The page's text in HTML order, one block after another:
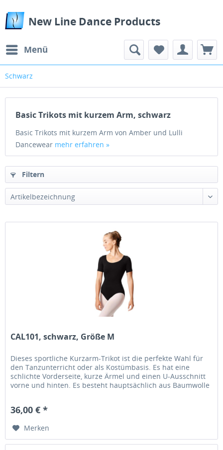
New Line Dance Products
Menü
Schwarz
Basic Trikots mit kurzem Arm, schwarz
Basic Trikots mit kurzem Arm von Amber und Lulli
Dancewear mehr erfahren »
Filtern
Artikelbezeichnung
CAL101, schwarz, Größe M
Dieses sportliche Kurzarm-Trikot ist die perfekte Wahl für
den Tanzunterricht oder als Kostümbasis. Es hat eine
schlichte Vorderseite, kurze Ärmel und einen U-Ausschnitt
vorne und hinten. Es besteht hauptsächlich aus Baumwolle
36,00 € *
Merken